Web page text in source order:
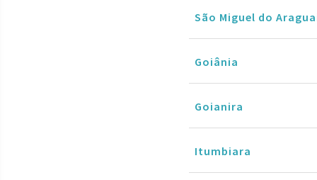
São Miguel do
Goiânia
Goianira
Itumbiara